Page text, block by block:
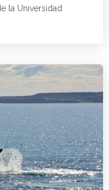
la Universidad